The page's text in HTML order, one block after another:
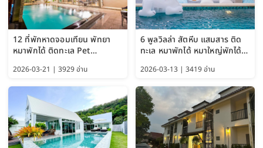
12 ที่พักหาดจอมเทียน พัทยา
หมาพักได้ ติดทะเล Pet
พักได้ อัปเดต 2569
2026-03-21 | 3929 อ่าน
6 พูลวิลล่า สัตหีบ แสมสาร ติด
ทะเล หมาพักได้ หมาใหญ่พักได้
2026-03-13 | 3419 อ่าน